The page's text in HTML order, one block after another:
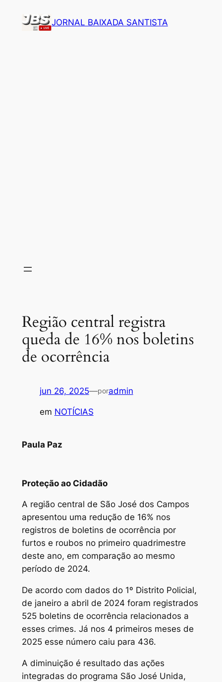
JORNAL BAIXADA SANTISTA
Região central registra
queda de 16% nos boletins
de ocorrência
jun 26, 2025—poradmin
em NOTÍCIAS
Paula Paz
Proteção ao Cidadão
A região central de São José dos Campos
apresentou uma redução de 16% nos
registros de boletins de ocorrência por
furtos e roubos no primeiro quadrimestre
deste ano, em comparação ao mesmo
período de 2024.
De acordo com dados do 1º Distrito Policial,
de janeiro a abril de 2024 foram registrados
525 boletins de ocorrência relacionados a
esses crimes. Já nos 4 primeiros meses de
2025 esse número caiu para 436.
A diminuição é resultado das ações
integradas do programa São José Unida,